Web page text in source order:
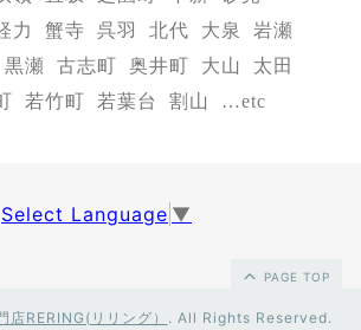
力 蟹寺 呉羽 北代 大泉
岩瀬
黒瀬 古志町 奥井町 大山
太田
若竹町 若葉台 割山 …etc
Select Language ▼
PAGE TOP
店RERING(リリング） . All Rights Reserved.